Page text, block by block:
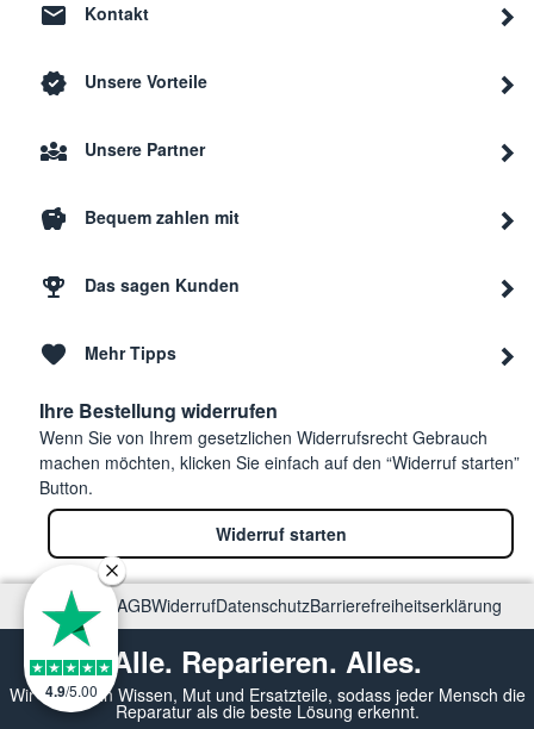
Kontakt
Unsere Vorteile
Unsere Partner
Bequem zahlen mit
Das sagen Kunden
Mehr Tipps
Ihre Bestellung widerrufen
Wenn Sie von Ihrem gesetzlichen Widerrufsrecht Gebrauch
machen möchten, klicken Sie einfach auf den “Widerruf starten”
Button.
Widerruf starten
ImpressumAGBWiderrufDatenschutzBarrierefreiheitserklärung
Alle. Reparieren. Alles.
Wir vermitteln Wissen, Mut und Ersatzteile, sodass jeder Mensch die
Reparatur als die beste Lösung erkennt.
4.9/5.00